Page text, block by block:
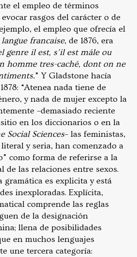
el empleo de términos
rasgos del carácter o de
el empleo que ofrecía el
francaise, de 1876, era
genre il est, s’il est mále ou
homme tres-caché, dont on ne
” Y Gladstone hacía
“Atenea nada tiene de
y nada de mujer excepto la
–demasiado reciente
en los diccionarios o en la
Social Sciences– las feministas,
y seria, han comenzado a
como forma de referirse a la
de las relaciones entre sexos.
gramática es explicita y está
inexploradas. Explícita,
comprende las reglas
de la designación
llena de posibilidades
en muchos lenguajes
une tercera categoría: